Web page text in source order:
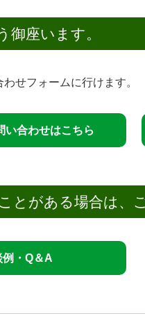
御座います。
せフォームに行けます。
い合わせはこちら
とがある場合は、
例・Q＆A